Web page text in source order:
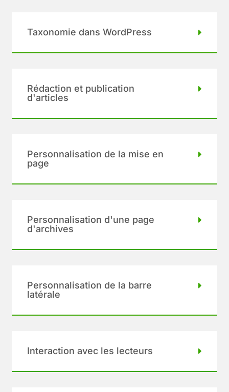
Taxonomie dans WordPress
Rédaction et publication
d'articles
Personnalisation de la mise en
page
Personnalisation d'une page
d'archives
Personnalisation de la barre
latérale
Interaction avec les lecteurs